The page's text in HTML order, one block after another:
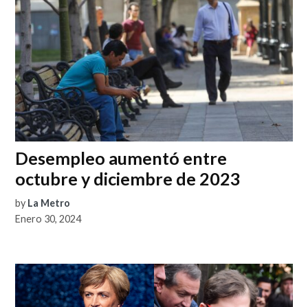
Desempleo aumentó entre
octubre y diciembre de 2023
by La Metro
Enero 30, 2024